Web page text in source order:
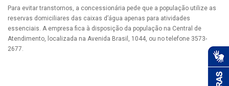
Para evitar transtornos, a concessionária pede que a população utilize as
reservas domiciliares das caixas d’água apenas para atividades
essenciais. A empresa fica à disposição da população na Central de
Atendimento, localizada na Avenida Brasil, 1044, ou no telefone 3573-
2677.